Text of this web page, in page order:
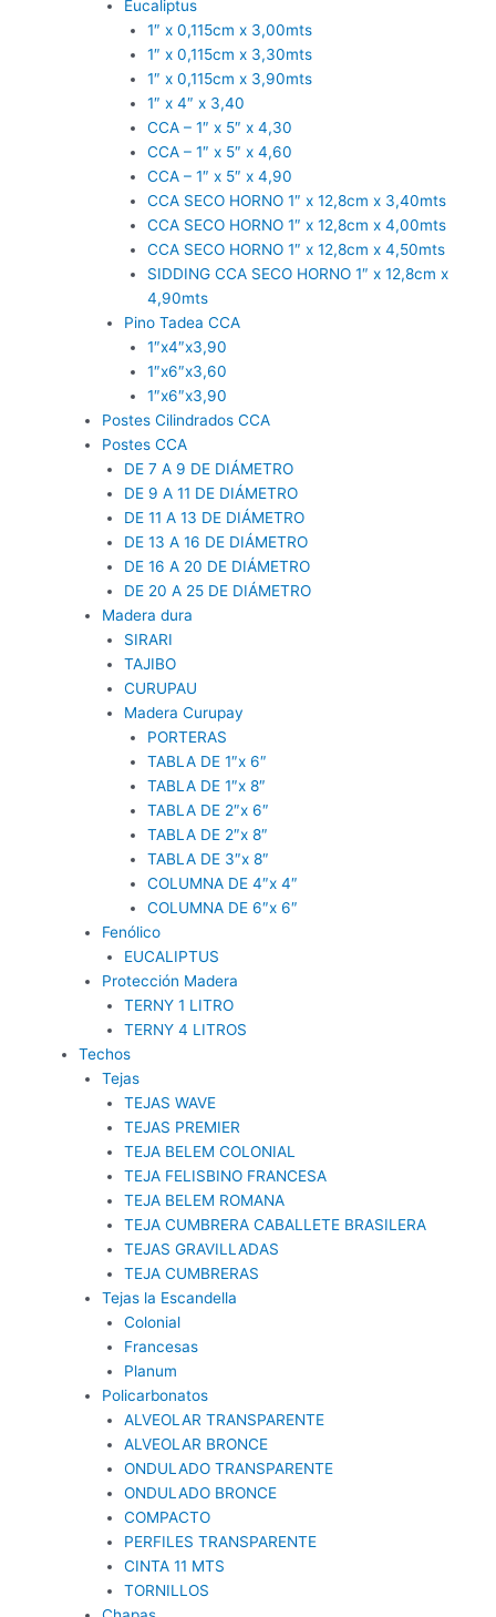
Eucaliptus
1″ x 0,115cm x 3,00mts
1″ x 0,115cm x 3,30mts
1″ x 0,115cm x 3,90mts
1″ x 4″ x 3,40
CCA – 1″ x 5″ x 4,30
CCA – 1″ x 5″ x 4,60
CCA – 1″ x 5″ x 4,90
CCA SECO HORNO 1″ x 12,8cm x 3,40mts
CCA SECO HORNO 1″ x 12,8cm x 4,00mts
CCA SECO HORNO 1″ x 12,8cm x 4,50mts
SIDDING CCA SECO HORNO 1″ x 12,8cm x
4,90mts
Pino Tadea CCA
1″x4″x3,90
1″x6″x3,60
1″x6″x3,90
Postes Cilindrados CCA
Postes CCA
DE 7 A 9 DE DIÁMETRO
DE 9 A 11 DE DIÁMETRO
DE 11 A 13 DE DIÁMETRO
DE 13 A 16 DE DIÁMETRO
DE 16 A 20 DE DIÁMETRO
DE 20 A 25 DE DIÁMETRO
Madera dura
SIRARI
TAJIBO
CURUPAU
Madera Curupay
PORTERAS
TABLA DE 1″x 6″
TABLA DE 1″x 8″
TABLA DE 2″x 6″
TABLA DE 2″x 8″
TABLA DE 3″x 8″
COLUMNA DE 4″x 4″
COLUMNA DE 6″x 6″
Fenólico
EUCALIPTUS
Protección Madera
TERNY 1 LITRO
TERNY 4 LITROS
Techos
Tejas
TEJAS WAVE
TEJAS PREMIER
TEJA BELEM COLONIAL
TEJA FELISBINO FRANCESA
TEJA BELEM ROMANA
TEJA CUMBRERA CABALLETE BRASILERA
TEJAS GRAVILLADAS
TEJA CUMBRERAS
Tejas la Escandella
Colonial
Francesas
Planum
Policarbonatos
ALVEOLAR TRANSPARENTE
ALVEOLAR BRONCE
ONDULADO TRANSPARENTE
ONDULADO BRONCE
COMPACTO
PERFILES TRANSPARENTE
CINTA 11 MTS
TORNILLOS